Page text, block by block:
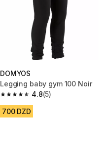
DOMYOS
Legging baby gym 100 Noir
4.8
4.8 out of 5 stars from 5 reviews
(5)
700 DZD